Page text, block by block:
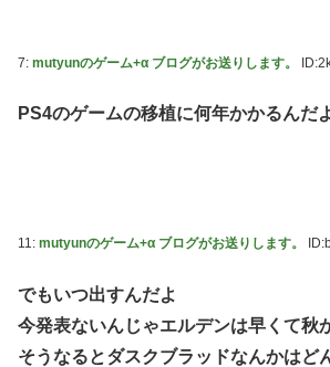
白戸ゆめのアナ セクシーニットのノ
【ウマ娘】海外トレによるライトハロ
【画像】70年代の漫画、あまりにも時
たｗｗｗｗ
クの方が格上だったｗｗｗ
【ウマ娘】セイちゃんの攻撃力を見よ！
【悲報】「HUNTER×HUNTER」のビ
首相官邸、高市首相の熊本訪問の感動
投稿「全部が全部ありがたかったです」
7: mutyunのゲーム+α ブログがお送りします。
PS4のゲームの移植に何年かかるんだ
11: mutyunのゲーム+α ブログがお送りします。
でもいつ出すんだよ
今発表ないんじゃエルデンは早くて秋
そうなるとダスクブラッドなんかはど